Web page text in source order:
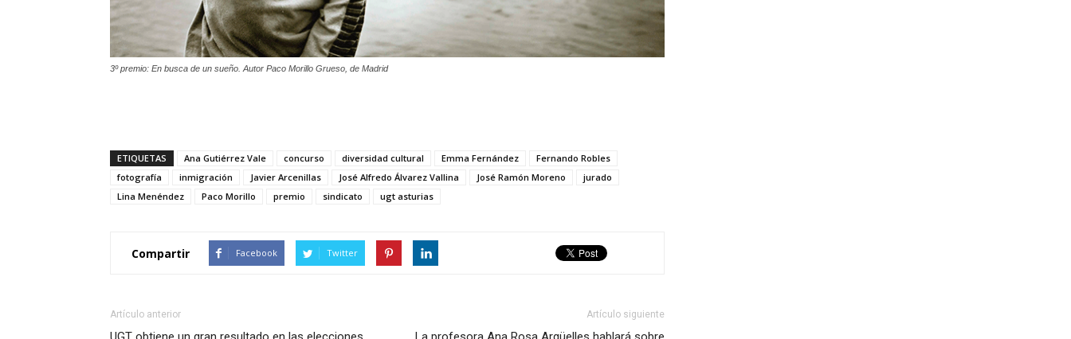
3º premio: En busca de un sueño. Autor Paco Morillo Grueso​, de Madrid
ETIQUETAS Ana Gutiérrez Vale concurso diversidad cultural Emma Fernández
Fernando Robles
fotografía
inmigración Javier Arcenillas José Alfredo Álvarez Vallina José Ramón Moreno
jurado
Lina Menéndez
Paco Morillo premio sindicato ugt asturias
Compartir Facebook Twitter
Artículo anterior Artículo siguiente